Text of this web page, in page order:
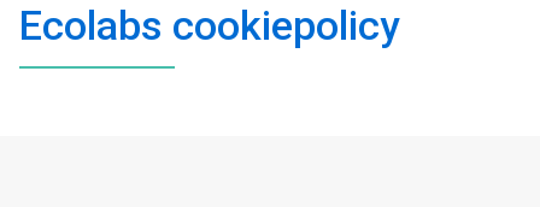
Ecolabs cookiepolicy